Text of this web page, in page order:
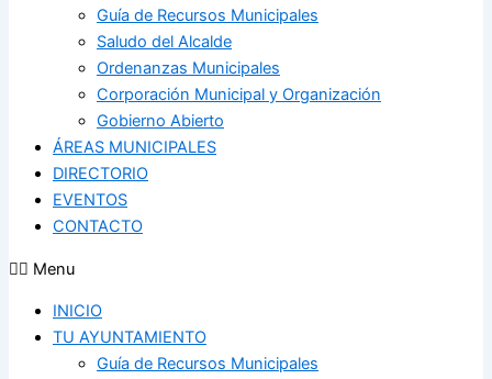
Guía de Recursos Municipales
Saludo del Alcalde
Ordenanzas Municipales
Corporación Municipal y Organización
Gobierno Abierto
ÁREAS MUNICIPALES
DIRECTORIO
EVENTOS
CONTACTO
Menu
INICIO
TU AYUNTAMIENTO
Guía de Recursos Municipales